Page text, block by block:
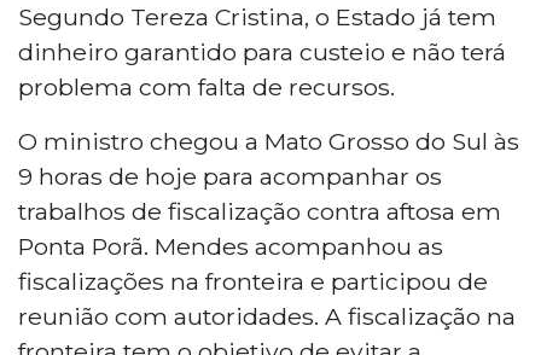
Segundo Tereza Cristina, o Estado já tem
dinheiro garantido para custeio e não terá
problema com falta de recursos.
O ministro chegou a Mato Grosso do Sul às
9 horas de hoje para acompanhar os
trabalhos de fiscalização contra aftosa em
Ponta Porã. Mendes acompanhou as
fiscalizações na fronteira e participou de
reunião com autoridades. A fiscalização na